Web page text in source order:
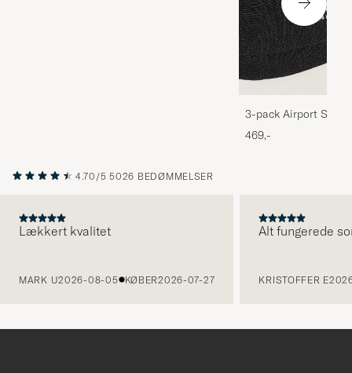
3-pack Airport
Melange
469,-
4.70/5 5026 BEDØMMELSER
Lækkert kvalitet
MARK U2026-08-05 KØBER2026-07-27
Alt fungerede
KRISTOFFER E